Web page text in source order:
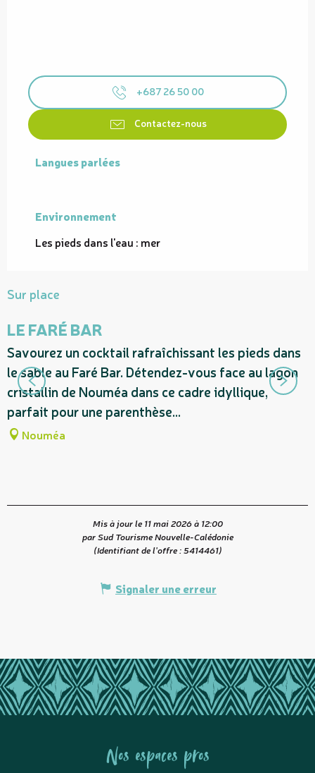
+687 26 50 00
Contactez-nous
Langues parlées
Langues parlées
Environnement
Environnement
Les pieds dans l'eau : mer
Sur place
LE FARÉ BAR
Savourez un cocktail rafraîchissant les pieds dans
le sable au Faré Bar. Détendez-vous face au lagon
cristallin de Nouméa dans ce cadre idyllique,
parfait pour une parenthèse...
Nouméa
Mis à jour le 11 mai 2026 à 12:00
par Sud Tourisme Nouvelle-Calédonie
(Identifiant de l'offre :5414461)
Signaler une erreur
Nos espaces pros